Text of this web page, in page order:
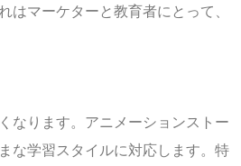
マーケターと教育者にとって、
なります。アニメーションストー
な学習スタイルに対応します。特